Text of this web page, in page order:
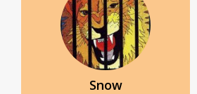
Snow